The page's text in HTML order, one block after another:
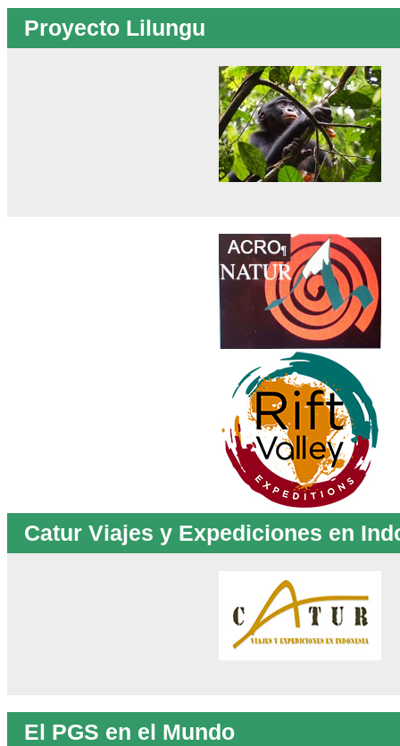
Proyecto Lilungu
Catur Viajes y Expediciones en
El PGS en el Mundo